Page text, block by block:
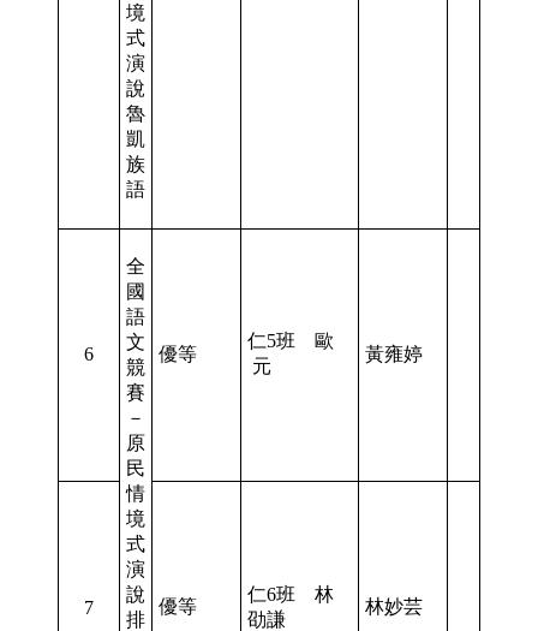
境
式
演
說
魯
凱
族
語
6
全
國
語
文
競
賽
－
原
民
情
境
式
演
說
排
優等
仁5班 歐
元
黃雍婷
7 優等
仁6班 林
劭謙
林妙芸